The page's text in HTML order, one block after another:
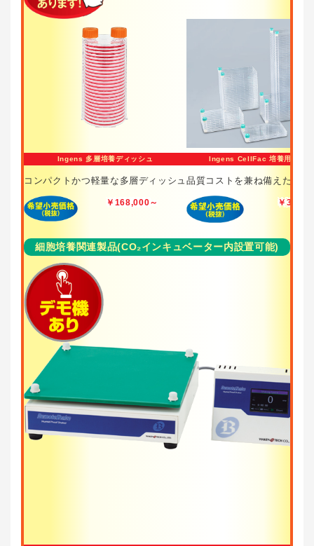
Ingens 多層培養ディッシュ Ingens CellFac 培養用多層フ
コンパクトかつ軽量な多層ディッシュ品質コストを兼ね備えた多段
￥168,000～ ￥
細胞培養関連製品(CO₂インキュベーター内設置可能)